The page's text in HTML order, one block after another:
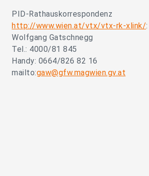
PID-Rathauskorrespondenz
http://www.wien.at/vtx/vtx-rk-xlink/:
Wolfgang Gatschnegg
Tel.: 4000/81 845
Handy: 0664/826 82 16
mailto:gaw@gfw.magwien.gv.at